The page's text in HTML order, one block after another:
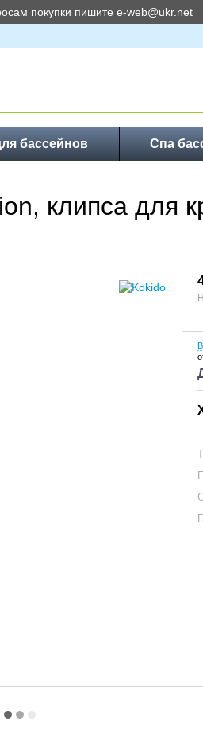
покупки пишите e-web@ukr.net
бассейнов Спа
клипса для